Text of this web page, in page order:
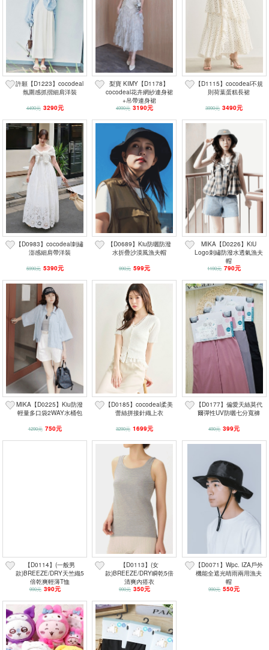
許願【D1223】cocodeal
氛圍感抓摺細肩洋裝
4490元 3290元
梨寶 KIMY【D1178】
cocodeal花卉網紗連身裙
+吊帶連身裙
4990元 3190元
【D1115】cocodeal不規
則荷葉蛋糕長裙
3990元 3490元
【D0983】cocodeal刺繡
澎感細肩帶洋裝
5990元 5390元
【D0689】Kiu防曬防潑
水折疊沙漠風漁夫帽
990元 599元
MIKA【D0226】KiU
Logo刺繡防潑水透氣漁夫
帽
1190元 790元
MIKA【D0225】Kiu防潑
輕量多口袋2WAY水桶包
1290元 750元
【D0185】cocodeal柔美
蕾絲拼接針織上衣
3290元 1699元
【D0177】偏愛天絲莫代
爾彈性UV防曬七分寬褲
490元 399元
【D0114】(一般男
款)BREEZE/DRY天竺織5
倍乾爽輕薄T恤
990元 390元
【D0113】(女
款)BREEZE/DRY瞬乾5倍
清爽內搭衣
990元 350元
【D0071】Wpc. IZA戶外
機能全遮光晴雨兩用漁夫
帽
990元 550元